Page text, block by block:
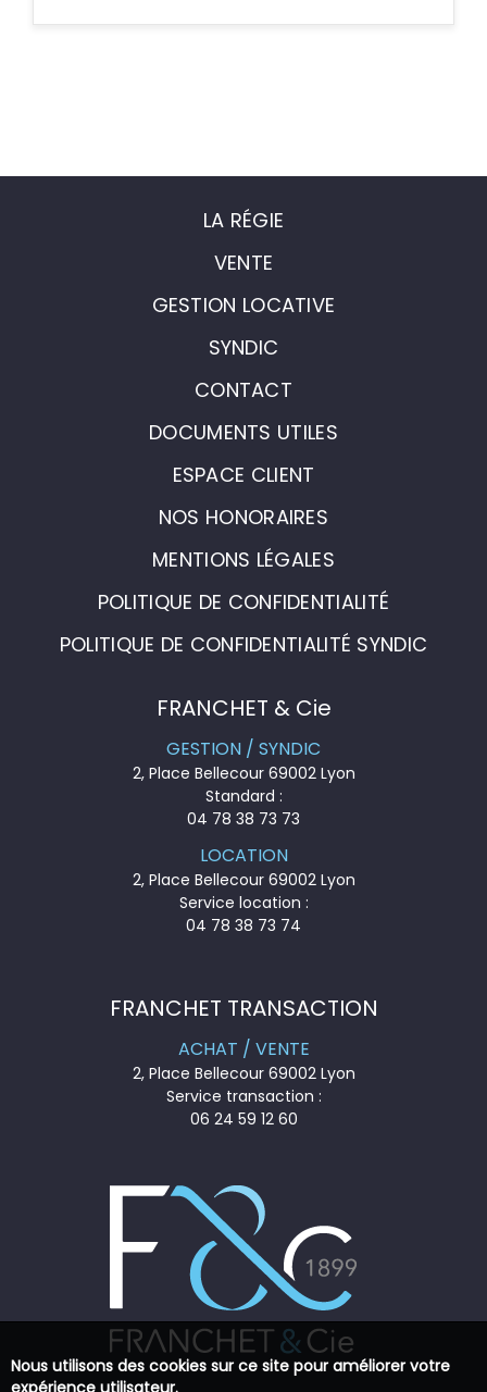
LA RÉGIE
VENTE
GESTION LOCATIVE
SYNDIC
CONTACT
DOCUMENTS UTILES
ESPACE CLIENT
NOS HONORAIRES
MENTIONS LÉGALES
POLITIQUE DE CONFIDENTIALITÉ
POLITIQUE DE CONFIDENTIALITÉ SYNDIC
FRANCHET & Cie
GESTION / SYNDIC
2, Place Bellecour 69002 Lyon
Standard :
04 78 38 73 73
LOCATION
2, Place Bellecour 69002 Lyon
Service location :
04 78 38 73 74
FRANCHET TRANSACTION
ACHAT / VENTE
2, Place Bellecour 69002 Lyon
Service transaction :
06 24 59 12 60
Nous utilisons des cookies sur ce site pour améliorer votre
expérience utilisateur.